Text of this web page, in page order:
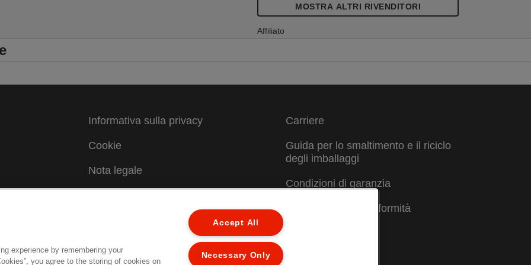
MOSTRA ALTRI RIVENDITORI
Affiliato
Informativa sulla privacy
Cookie
Nota legale
Gestione dei miei dati
Assistenza Clienti
Carriere
Guida per lo smaltimento e il riciclo
degli imballaggi
Condizioni di garanzia
Dichiarazioni di conformità
experience by remembering your
you agree to the storing of cookies on
Accept All
Necessary Only